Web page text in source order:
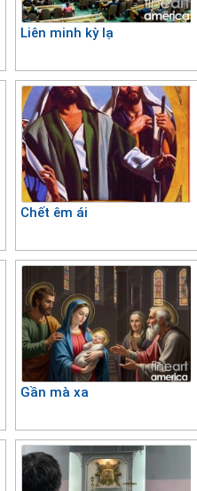
Liên minh kỳ lạ
Chết êm ái
Gần mà xa